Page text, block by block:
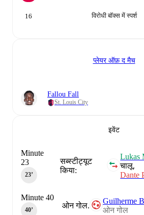
विरोधी बॉक्स में स्पर्श
16
प्लेयर ऑफ़ द मैच
Fallou Fall
St. Louis City
इवेंट
सब्स्टीट्यूट
किया:
Lukas
चालू.
Dante
Minute
23
23‎’‎
ओन गोल.
Guilherme
ओन गोल
Minute 40
40‎’‎